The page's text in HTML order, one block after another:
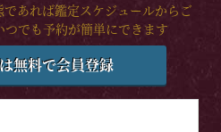
あれば鑑定スケジュールからご
でも予約が簡単にできます
無料で会員登録